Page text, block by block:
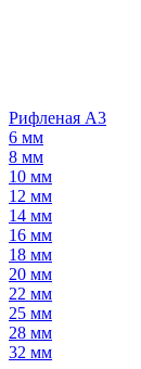
Рифленая А3
6 мм
8 мм
10 мм
12 мм
14 мм
16 мм
18 мм
20 мм
22 мм
25 мм
28 мм
32 мм